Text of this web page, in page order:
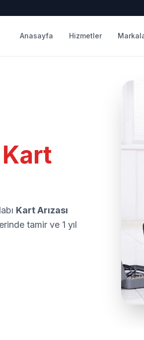
Anasayfa Hizmetler
Kart Arızası
tamir ve 1 yıl